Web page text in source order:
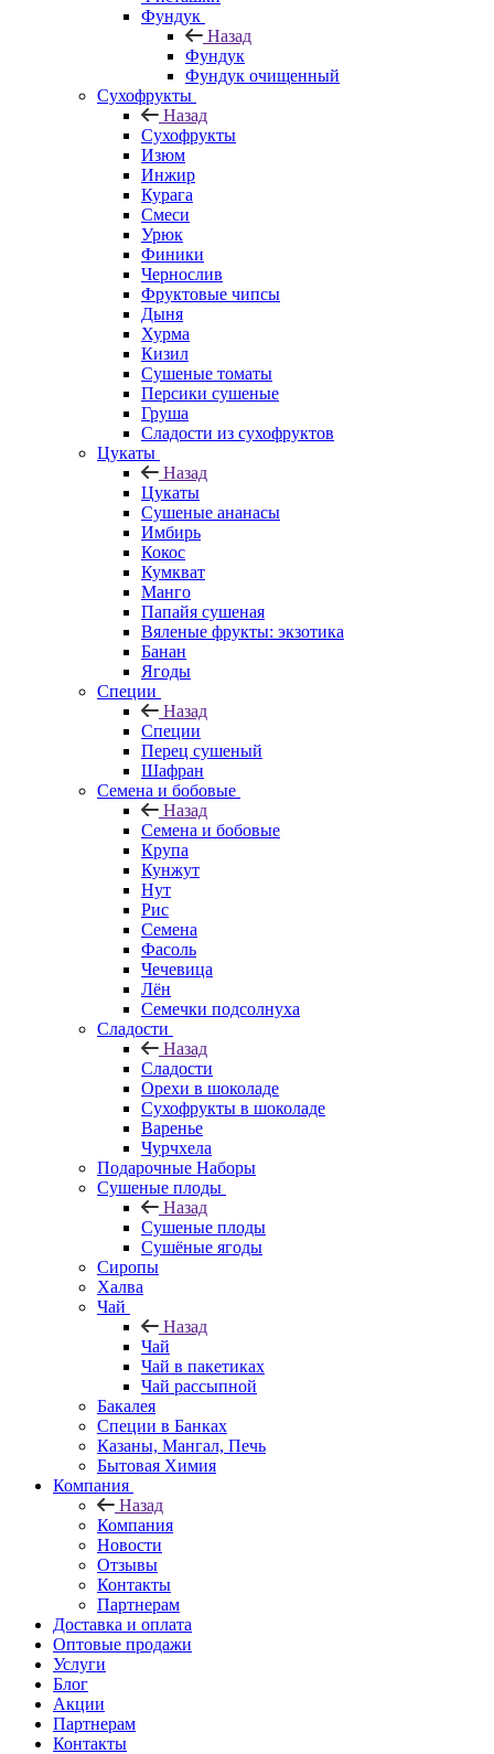
Фундук
Назад
Фундук
Фундук очищенный
Сухофрукты
Назад
Сухофрукты
Изюм
Инжир
Курага
Смеси
Урюк
Финики
Чернослив
Фруктовые чипсы
Дыня
Хурма
Кизил
Сушеные томаты
Персики сушеные
Груша
Сладости из сухофруктов
Цукаты
Назад
Цукаты
Cушеные ананасы
Имбирь
Кокос
Кумкват
Манго
Папайя сушеная
Вяленые фрукты: экзотика
Банан
Ягоды
Специи
Назад
Специи
Перец сушеный
Шафран
Семена и бобовые
Назад
Семена и бобовые
Крупа
Кунжут
Нут
Рис
Семена
Фасоль
Чечевица
Лён
Семечки подсолнуха
Сладости
Назад
Сладости
Орехи в шоколаде
Сухофрукты в шоколаде
Варенье
Чурчхела
Подарочные Наборы
Cушеные плоды
Назад
Cушеные плоды
Сушёные ягоды
Сиропы
Халва
Чай
Назад
Чай
Чай в пакетиках
Чай рассыпной
Бакалея
Специи в Банках
Казаны, Мангал, Печь
Бытовая Химия
Компания
Назад
Компания
Новости
Отзывы
Контакты
Партнерам
Доставка и оплата
Оптовые продажи
Услуги
Блог
Акции
Партнерам
Контакты